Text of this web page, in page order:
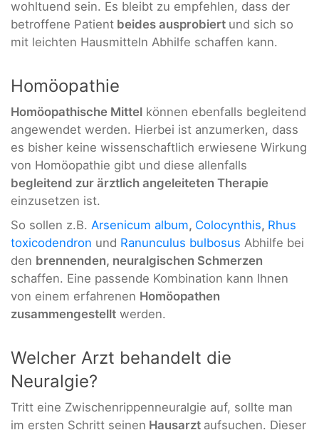
wohltuend sein. Es bleibt zu empfehlen, dass der
betroffene Patient beides ausprobiert und sich so
mit leichten Hausmitteln Abhilfe schaffen kann.
Homöopathie
Homöopathische Mittel können ebenfalls begleitend
angewendet werden. Hierbei ist anzumerken, dass
es bisher keine wissenschaftlich erwiesene Wirkung
von Homöopathie gibt und diese allenfalls
begleitend zur ärztlich angeleiteten Therapie
einzusetzen ist.
So sollen z.B. Arsenicum album, Colocynthis, Rhus
toxicodendron und Ranunculus bulbosus Abhilfe bei
den brennenden, neuralgischen Schmerzen
schaffen. Eine passende Kombination kann Ihnen
von einem erfahrenen Homöopathen
zusammengestellt werden.
Welcher Arzt behandelt die
Neuralgie?
Tritt eine Zwischenrippenneuralgie auf, sollte man
im ersten Schritt seinen Hausarzt aufsuchen. Dieser